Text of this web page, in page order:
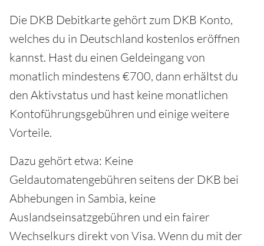
Die DKB Debitkarte gehört zum DKB Konto,
welches du in Deutschland kostenlos eröffnen
kannst. Hast du einen Geldeingang von
monatlich mindestens €700, dann erhältst du
den Aktivstatus und hast keine monatlichen
Kontoführungsgebühren und einige weitere
Vorteile.
Dazu gehört etwa: Keine
Geldautomatengebühren seitens der DKB bei
Abhebungen in Sambia, keine
Auslandseinsatzgebühren und ein fairer
Wechselkurs direkt von Visa. Wenn du mit der